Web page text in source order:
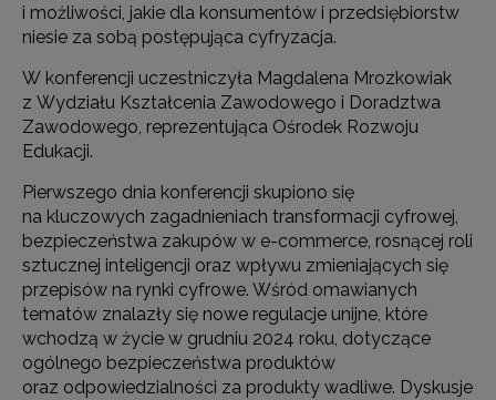
i możliwości, jakie dla konsumentów i przedsiębiorstw
niesie za sobą postępująca cyfryzacja.
W konferencji uczestniczyła Magdalena Mrozkowiak
z Wydziału Kształcenia Zawodowego i Doradztwa
Zawodowego, reprezentująca Ośrodek Rozwoju
Edukacji.
Pierwszego dnia konferencji skupiono się
na kluczowych zagadnieniach transformacji cyfrowej,
bezpieczeństwa zakupów w e-commerce, rosnącej roli
sztucznej inteligencji oraz wpływu zmieniających się
przepisów na rynki cyfrowe. Wśród omawianych
tematów znalazły się nowe regulacje unijne, które
wchodzą w życie w grudniu 2024 roku, dotyczące
ogólnego bezpieczeństwa produktów
oraz odpowiedzialności za produkty wadliwe. Dyskusje